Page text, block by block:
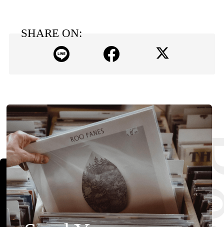
SHARE ON: